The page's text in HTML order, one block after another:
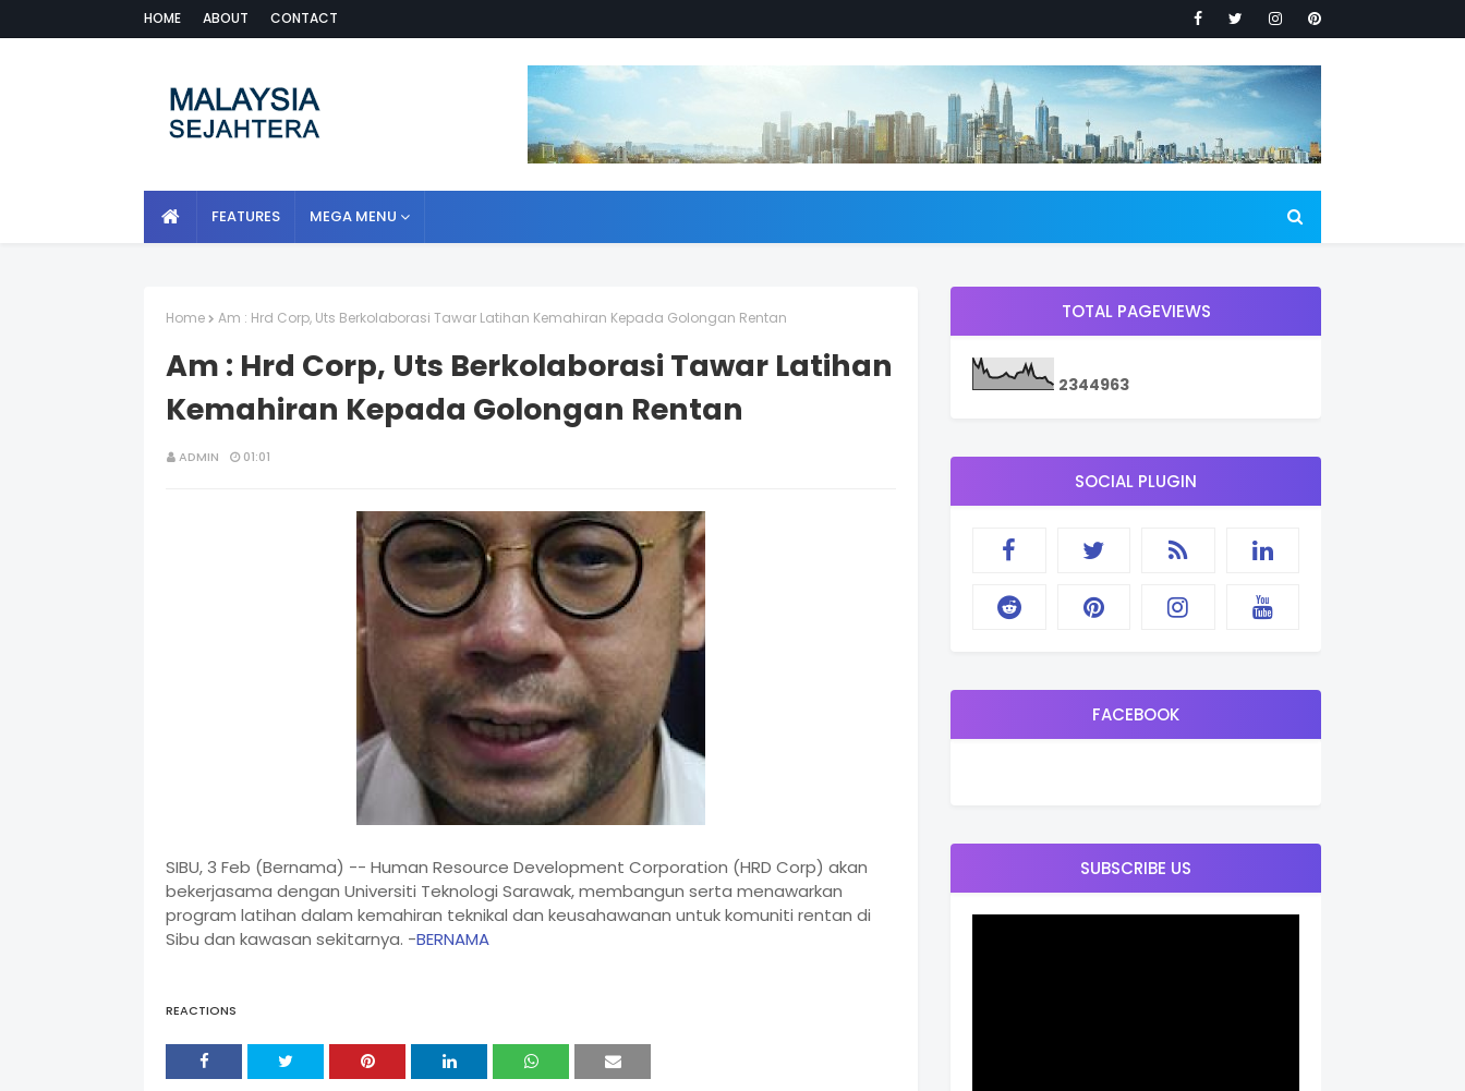
HOME ABOUT CONTACT
FEATURES MEGA MENU
Home Am : Hrd Corp, Uts Berkolaborasi Tawar Latihan Kemahiran Kepada Golongan Rentan
Am : Hrd Corp, Uts Berkolaborasi Tawar Latihan
Kemahiran Kepada Golongan Rentan
ADMIN 01:01
SIBU, 3 Feb (Bernama) -- Human Resource Development Corporation (HRD Corp) akan
bekerjasama dengan Universiti Teknologi Sarawak, membangun serta menawarkan
program latihan dalam kemahiran teknikal dan keusahawanan untuk komuniti rentan di
Sibu dan kawasan sekitarnya. -BERNAMA
REACTIONS
TOTAL PAGEVIEWS
2344963
SOCIAL PLUGIN
FACEBOOK
SUBSCRIBE US